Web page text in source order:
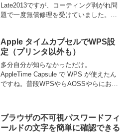
Late2013ですが、コーティング剥がれ問
題で一度無償修理を受けていました。修
らパネルは普段ほこりを払う程度で、拭
く...
Apple タイムカプセルでWPS設
定（プリンタ以外も）
多分自分が知らなかっただけ。
AppleTime Capsule で WPS が使えたん
ですね。普段WPSやらAOSSやらにお世
エアコンを新調しましてせっかくの最新
エアコ...
ブラウザの不可視パスワードフィ
ールドの文字を簡単に確認できる